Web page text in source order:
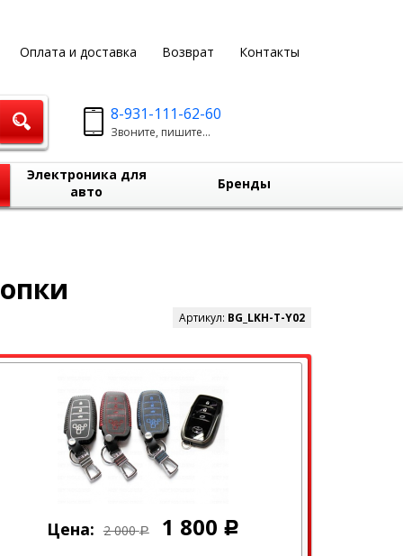
Оплата и доставка Возврат Контакты
8-931-111-62-60
Звоните, пишите...
Электроника для
авто
Бренды
Артикул: BG_LKH-T-Y02
Цена: 2 000 Р 1 800 Р